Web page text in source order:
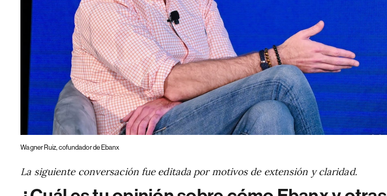
Wagner Ruiz, cofundador de Ebanx
La siguiente conversación fue editada por motivos de extensión y claridad.